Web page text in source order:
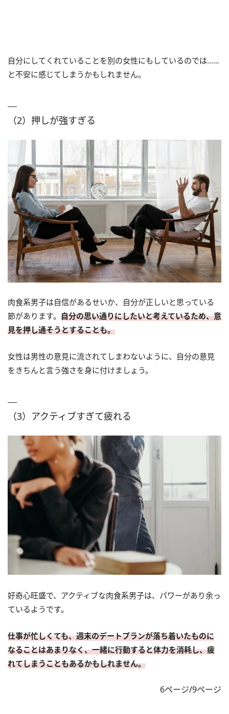
自分にしてくれていることを別の女性にもしているのでは……
と不安に感じてしまうかもしれません。
（2）押しが強すぎる
肉食系男子は自信があるせいか、自分が正しいと思っている
節があります。 自分の思い通りにしたいと考えているため、意
見を押し通そうとすることも。
女性は男性の意見に流されてしまわないように、自分の意見
をきちんと言う強さを身に付けましょう。
（3）アクティブすぎて疲れる
好奇心旺盛で、アクティブな肉食系男子は、パワーがあり余っ
ているようです。
仕事が忙しくても、週末のデートプランが落ち着いたものに
なることはあまりなく、一緒に行動すると体力を消耗し、疲
れてしまうこともあるかもしれません。
6ページ/9ページ